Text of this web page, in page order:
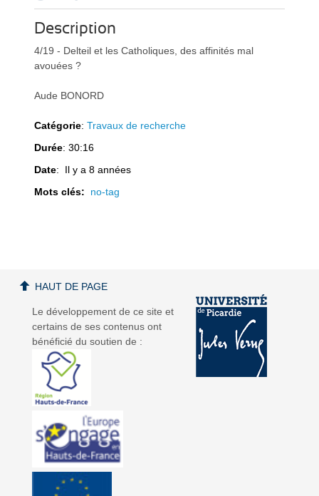
e
v
e
v
Description
4/19 - Delteil et les Catholiques, des affinités mal
avouées ?
Aude BONORD
Catégorie:Travaux de recherche
Durée: 30:16
Date: Il y a 8 années
Mots clés: no-tag
Le développement de ce site et
certains de ses contenus ont
bénéficié du soutien de :
HAUT DE PAGE